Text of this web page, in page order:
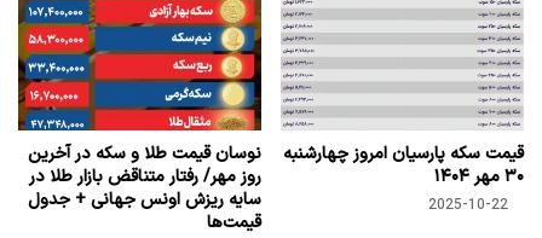
قیمت سکه پارسیان امروز چهارشنبه
۳۰ مهر ۱۴۰۴
2025-10-22
نوسان قیمت طلا و سکه در آخرین
روز مهر/ رفتار متناقض بازار طلا در
سایه ریزش اونس جهانی + جدول
قیمت‌ها